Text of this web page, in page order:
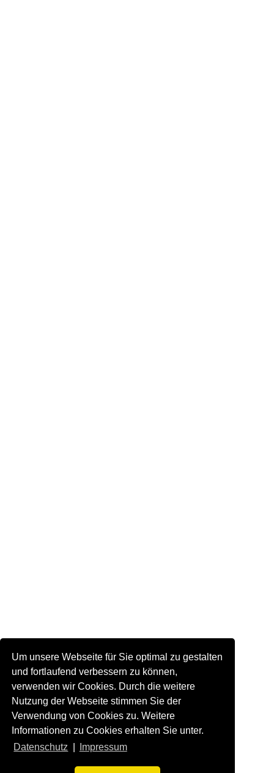
Um unsere Webseite für Sie optimal zu gestalten
und fortlaufend verbessern zu können,
verwenden wir Cookies. Durch die weitere
Nutzung der Webseite stimmen Sie der
Verwendung von Cookies zu. Weitere
Informationen zu Cookies erhalten Sie unter.
Datenschutz
Impressum